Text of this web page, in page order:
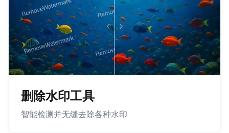
删除水印工具
智能检测并无缝去除各种水印